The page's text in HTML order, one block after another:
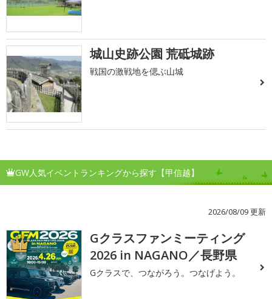
城山史跡公園 荒砥城跡
戦国の激戦地を偲ぶ山城
GW人気イベントランキングから探す【甲信越】
2026/08/09 更新
1
Gクラスファンミーティング
2026 in NAGANO／長野県
Gクラスで、つながろう。つなげよう。